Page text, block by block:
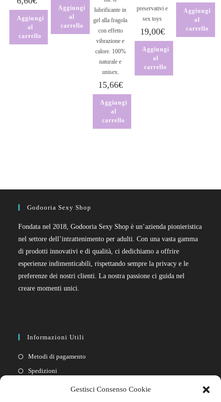
Gestisci Consenso Cookie
Aggiungi
al
carrello
Aggiungi
al
carrello
lubrificante in
gel alla fragola
con effetto
vibrazione e
calore. 100%
naturale e
unisex.
15,66€
Aggiungi
al
carrello
preservativi e
sex toys
19,00€
Aggiungi
al
carrello
Aggiungi
al
carrello
Godooria Sexy Shop
Fondata nel 2018, Godooria Sexy Shop è un’azienda pionieristica
nel settore dell’intrattenimento per adulti. Con una vasta gamma
di prodotti innovativi e di qualità, ci dedichiamo a offrire
esperienze indimenticabili, rispettando sempre la privacy e le
preferenze dei nostri clienti. La nostra passione ci guida nel
creare momenti unici.
Informazioni Utili
Metodi di pagamento
Spedizioni